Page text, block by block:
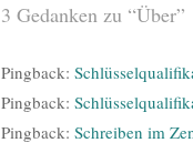
3 Gedanken zu “Über”
Pingback:
Pingback:
Pingback: Schreiben im